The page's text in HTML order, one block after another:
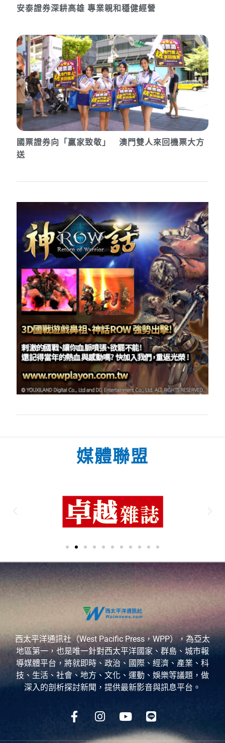
安泰證券深耕高雄 專業親和穩健經營
國票證券向「贏家致敬」 澳門雙人來回機票大方
送
媒體聯盟
西太平洋通訊社（West Pacific Press，WPP），為亞太
地區第一，也是唯一針對西太平洋國家、群島、城市報
導媒體平台，將就即時、政治、國際、經濟、產業、科
技、生活、社會、地方、文化、運動、娛樂等議題，做
深入的剖析探討新聞，提供最新影音與訊息平台。